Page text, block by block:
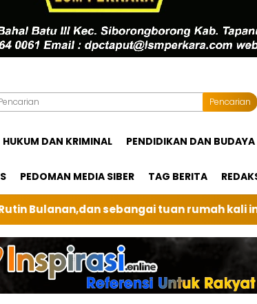
Pencarian
HUKUM DAN KRIMINAL PENDIDIKAN DAN BUDAYA
PEDOMAN MEDIA SIBER TAG BERITA
rumah kali ini BRI Unit Silindung